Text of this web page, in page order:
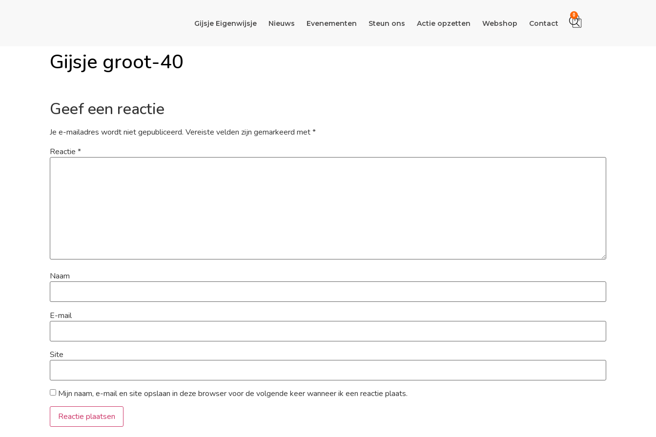
Gijsje Eigenwijsje Nieuws Evenementen Steun ons Actie opzetten Webshop Contact
0
Gijsje groot-40
Geef een reactie
Je e-mailadres wordt niet gepubliceerd. Vereiste velden zijn gemarkeerd met*
Reactie *
Naam
E-mail
Site
Mijn naam, e-mail en site opslaan in deze browser voor de volgende keer wanneer ik een reactie plaats.